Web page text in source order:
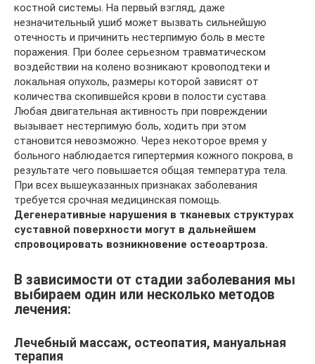
костной системы. На первый взгляд, даже
незначительный ушиб может вызвать сильнейшую
отечность и причинить нестерпимую боль в месте
поражения. При более серьезном травматическом
воздействии на колено возникают кровоподтеки и
локальная опухоль, размеры которой зависят от
количества скопившейся крови в полости сустава.
Любая двигательная активность при повреждении
вызывает нестерпимую боль, ходить при этом
становится невозможно. Через некоторое время у
больного наблюдается гипертермия кожного покрова, в
результате чего повышается общая температура тела.
При всех вышеуказанных признаках заболевания
требуется срочная медицинская помощь.
Дегенеративные нарушения в тканевых структурах
суставной поверхности могут в дальнейшем
спровоцировать возникновение остеоартроза.
В зависимости от стадии заболевания мы
выбираем один или несколько методов
лечения:
Лечебный массаж, остеопатия, мануальная
терапия